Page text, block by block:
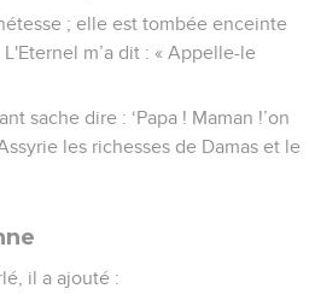
; elle est tombée enceinte
m’a dit : « Appelle-le
sache dire : ‘Papa ! Maman !’on
les richesses de Damas et le
il a ajouté :